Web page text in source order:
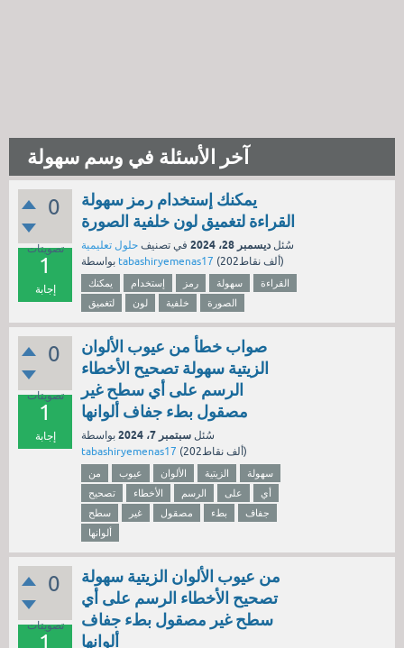
آخر الأسئلة في وسم سهولة
0
تصويتات
1
إجابة
يمكنك إستخدام رمز سهولة
القراءة لتغميق لون خلفية الصورة
سُئل ديسمبر 28، 2024 في تصنيف حلول تعليمية
tabashiryemenas17 ( 202ألف نقاط)
يمكنك إستخدام رمز سهولة
القراءة
لتغميق
لون خلفية الصورة
0
تصويتات
1
إجابة
صواب خطأ من عيوب الألوان
الزيتية سهولة تصحيح الأخطاء
الرسم على أي سطح غير
مصقول بطء جفاف ألوانها
سُئل سبتمبر 7، 2024
بواسطة
tabashiryemenas17 ( 202ألف نقاط)
من عيوب الألوان الزيتية
سهولة
تصحيح
الأخطاء الرسم على
أي
سطح
غير مصقول بطء
جفاف
ألوانها
0
تصويتات
1
من عيوب الألوان الزيتية سهولة
تصحيح الأخطاء الرسم على أي
سطح غير مصقول بطء جفاف
ألوانها